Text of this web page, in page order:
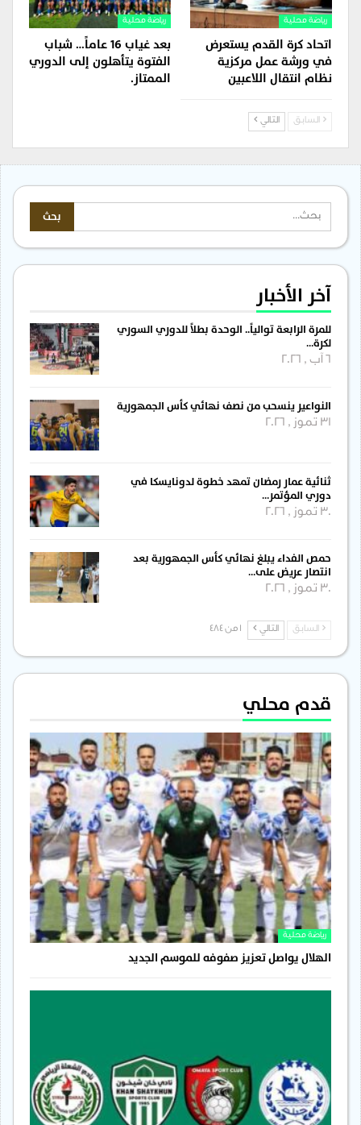
رياضة محلية
اتحاد كرة القدم يستعرض
في ورشة عمل مركزية
نظام انتقال اللاعبين
رياضة محلية
بعد غياب 16 عاماً… شباب
الفتوة يتأهلون إلى الدوري
الممتاز.
السابق التالي
آخر الأخبار
للمرة الرابعة توالياً.. الوحدة بطلاً للدوري السوري
لكرة…
النواعير ينسحب من نصف نهائي كأس الجمهورية
31 تموز , 2026
ثنائية عمار رمضان تمهد خطوة لدونايسكا في
دوري المؤتمر…
30 تموز , 2026
حمص الفداء يبلغ نهائي كأس الجمهورية بعد
انتصار عريض على…
30 تموز , 2026
السابق التالي
قدم محلي
رياضة محلية
الهلال يواصل تعزيز صفوفه للموسم الجديد